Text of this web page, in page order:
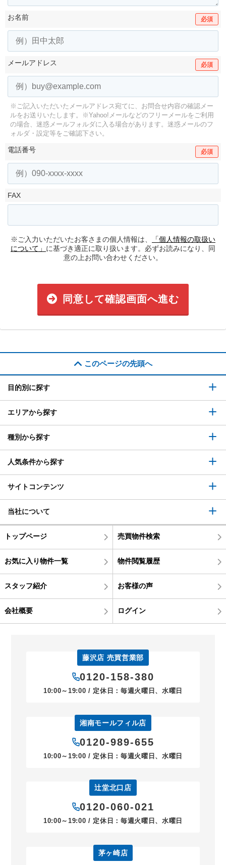
お名前 必須
メールアドレス 必須
※ご記入いただいたメールアドレス宛てに、お問合せ内容の確認メー
ルをお送りいたします。
※Yahoo!メールなどのフリーメールをご利用
の場合、迷惑メールフォルダに入る場合があります。 迷惑メールのフ
ォルダ・設定等をご確認下さい。
電話番号 必須
FAX
※ご入力いただいたお客さまの個人情報は、
「個人情報の取扱い
について」 に基づき適正に取り扱います。必ずお読みになり、同
意の上お問い合わせください。
同意して確認画面へ進む
このページの先頭へ
目的別に探す
エリアから探す
種別から探す
人気条件から探す
サイトコンテンツ
当社について
トップページ 売買物件検索
お気に入り物件一覧 物件閲覧履歴
スタッフ紹介 お客様の声
会社概要 ログイン
藤沢店 売買営業部
0120-158-380
10:00～19:00 / 定休日：毎週火曜日、水曜日
湘南モールフィル店
0120-989-655
10:00～19:00 / 定休日：毎週火曜日、水曜日
辻堂北口店
0120-060-021
10:00～19:00 / 定休日：毎週火曜日、水曜日
茅ヶ崎店